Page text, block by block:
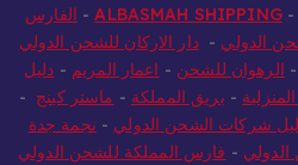
-
ALBASMAH SHIPPING
- الفارس
الدولي -دار الاركان للشحن الدولي
- الرهوان للشحن - اعمار المريم - دليل
- بريق المملكة - ماستر كينج -
شركات الشحن الدولي - نجمة جدة
الدولي - فارس المملكة للشحن الدولي